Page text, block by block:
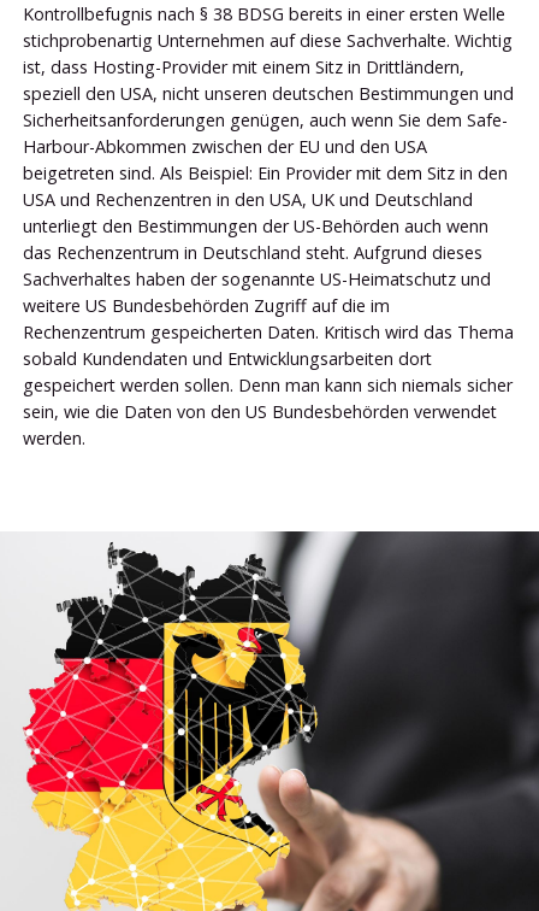
Kontrollbefugnis nach § 38 BDSG bereits in einer ersten Welle
stichprobenartig Unternehmen auf diese Sachverhalte. Wichtig
ist, dass Hosting-Provider mit einem Sitz in Drittländern,
speziell den USA, nicht unseren deutschen Bestimmungen und
Sicherheitsanforderungen genügen, auch wenn Sie dem Safe-
Harbour-Abkommen zwischen der EU und den USA
beigetreten sind. Als Beispiel: Ein Provider mit dem Sitz in den
USA und Rechenzentren in den USA, UK und Deutschland
unterliegt den Bestimmungen der US-Behörden auch wenn
das Rechenzentrum in Deutschland steht. Aufgrund dieses
Sachverhaltes haben der sogenannte US-Heimatschutz und
weitere US Bundesbehörden Zugriff auf die im
Rechenzentrum gespeicherten Daten. Kritisch wird das Thema
sobald Kundendaten und Entwicklungsarbeiten dort
gespeichert werden sollen. Denn man kann sich niemals sicher
sein, wie die Daten von den US Bundesbehörden verwendet
werden.